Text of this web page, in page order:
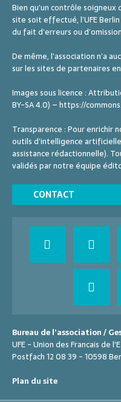
Bien qu’un contrôle
site soit effectué, l’UFE
du fait d’erreurs ou
De même, l’association n’a
sur les sites de partenaires
Images sous licence :
BY-SA 4.0) – https://
Transparence : Pour enrichir
outils d’intelligence
assistance rédactionnelle).
validés par notre équipe
CONTACT
Bureau de l'association /
UFE - Union des Francais de
Postfach 12 08 39 - 10598
Plan du site